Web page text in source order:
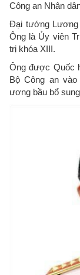
Công an Nhân
Đại tướng Lương
Ông là Ủy viên
trị khóa XIII.
Ông được Quốc
Bộ Công an
ương bầu bổ